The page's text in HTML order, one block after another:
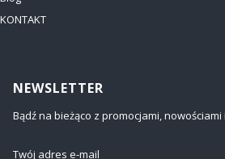
KONTAKT
NEWSLETTER
Bądź na bieżąco z promocjami,
Twój adres e-mail